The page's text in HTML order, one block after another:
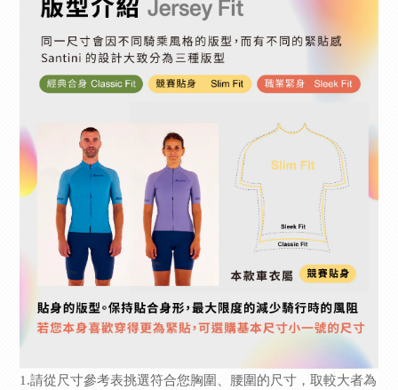
1.請從尺寸參考表挑選符合您胸圍、腰圍的尺寸，取較大者為